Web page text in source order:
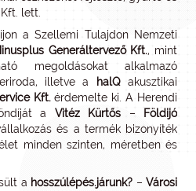
lett.
a Szellemi Tulajdon Nemzeti
Generáltervező Kft., mint
megoldásokat alkalmazó
illetve a
halQakusztikai
Kft.érdemelte ki. A Herendi
a Vitéz Kürtős –
Földijó
és a termék bizonyíték
minden szinten, méretben és
a hosszúlépés.járunk? – Városi